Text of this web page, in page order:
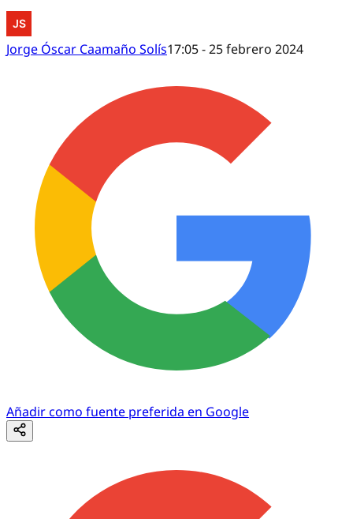
Jorge Óscar Caamaño Solís17:05 - 25 febrero 2024
Añadir como fuente preferida en Google